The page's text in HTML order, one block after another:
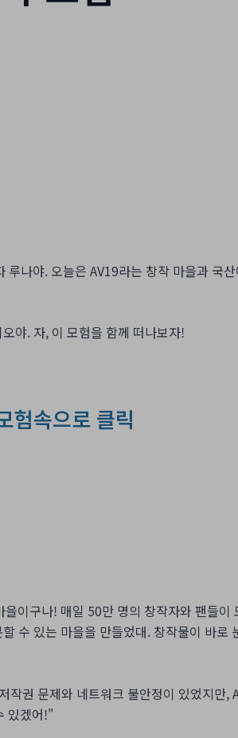
나야. 오늘은 AV19라는 창작 마을과 국
야. 자, 이 모험을 함께 떠나보자!
험속으로 클릭
이구나! 매일 50만 명의 창작자와 팬들
수 있는 마을을 만들었대. 창작물이 바로
권 문제와 네트워크 불안정이 있었지만,
있겠어!"